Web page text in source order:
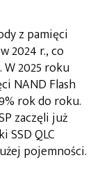
z pamięci
2024 r., co
2025 roku
NAND Flash
rok do roku.
zaczęli już
SSD QLC
pojemności.